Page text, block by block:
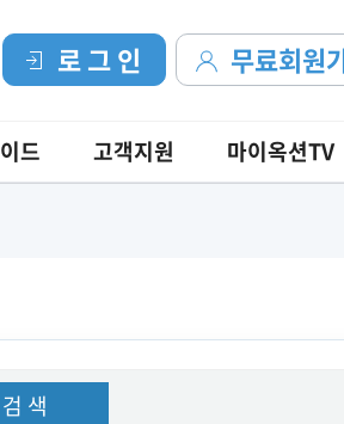
무료회원
로 그 인
드 고객지원 마이옥션TV
검 색